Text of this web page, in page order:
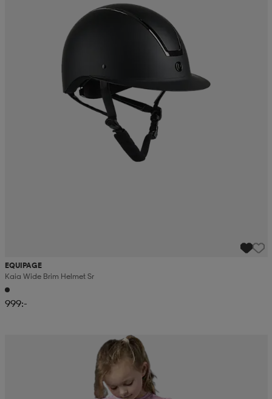
EQUIPAGE
Kaia Wide Brim Helmet Sr
999:-